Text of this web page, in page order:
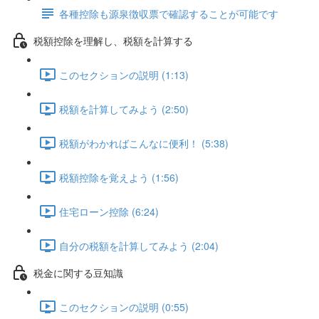
各種控除も源泉徴収票で確認することが可能です
税額控除を理解し、税額を計算する
このセクションの説明 (1:13)
税額を計算してみよう (2:50)
税額がわかればこんなに便利！ (5:38)
税額控除を覚えよう (1:56)
住宅ローン控除 (6:24)
自分の税額を計算してみよう (2:04)
税金に関する豆知識
このセクションの説明 (0:55)